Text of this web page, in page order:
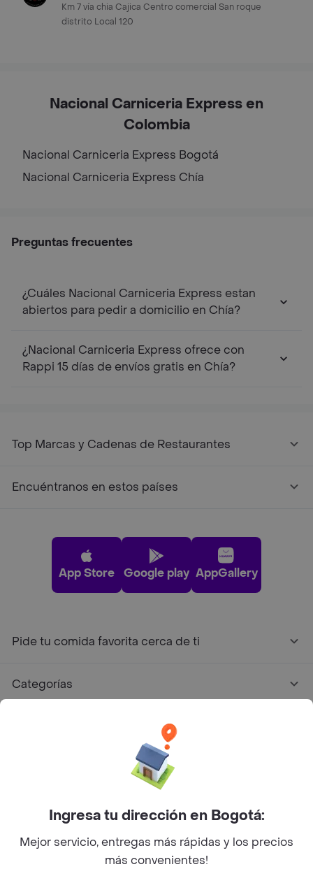
Km 7 vía chia Cajica Centro comercial San roque
distrito Local 120
Nacional Carniceria Express en
Colombia
Nacional Carniceria Express Bogotá
Nacional Carniceria Express Chía
Preguntas frecuentes
¿Cuáles Nacional Carniceria Express estan
abiertos para pedir a domicilio en Chía?
¿Nacional Carniceria Express ofrece con
Rappi 15 días de envíos gratis en Chía?
Top Marcas y Cadenas de Restaurantes
Encuéntranos en estos países
App Store Google play AppGallery
Pide tu comida favorita cerca de ti
Categorías
Facebook
Twitter
Instagram
©2026Rappi Inc. All rights reserved.
Ingresa tu dirección en Bogotá:
Mejor servicio, entregas más rápidas y los precios
más convenientes!